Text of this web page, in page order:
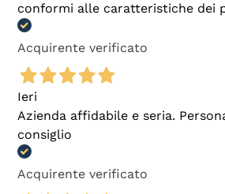
conformi alle caratteristiche dei
Acquirente verificato
Ieri
Azienda affidabile e seria.
consiglio
Acquirente verificato